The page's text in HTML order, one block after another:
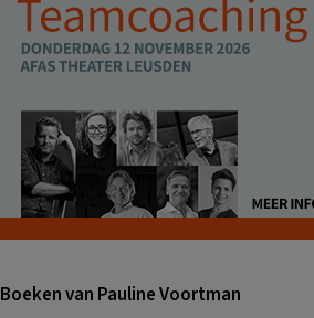
Boeken van Pauline Voortman